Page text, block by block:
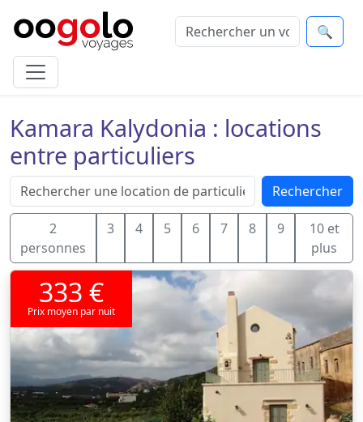
🔍
Kamara Kalydonia : locations
entre particuliers
Rechercher
2
personnes
3 4 5 6 7 8 9
10 et
plus
333 €
Prix moyen par nuit